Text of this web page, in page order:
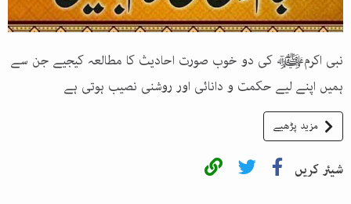
نبی اکرمﷺ کی دو خوب صورت احادیث کا مطالعہ کیجیے جن سے
ہمیں اپنے لیے حکمت و دانائی اور روشنی نصیب ہوتی ہے
مزید پڑھیے
شیئر کریں